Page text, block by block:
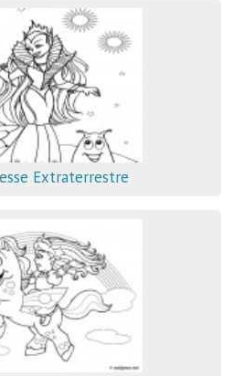
Extraterrestre